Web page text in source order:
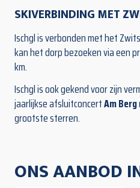
SKIVERBINDING MET
Ischgl is verbonden met het
kan het dorp bezoeken via een
km.
Ischgl is ook gekend voor zijn
jaarlijkse afsluitconcertAm Berg
grootste sterren.
ONS AANBOD